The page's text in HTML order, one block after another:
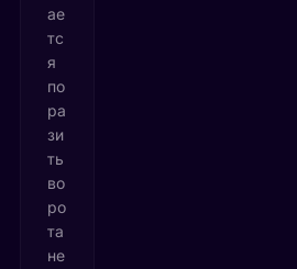
ае
тс
я
по
ра
зи
ть
во
ро
та
не